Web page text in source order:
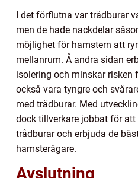
I det förflutna var trådburar
men de hade nackdelar
möjlighet för hamstern att
mellanrum. Å andra sidan
isolering och minskar risken
också vara tyngre och
med trådburar. Med
dock tillverkare jobbat för
trådburar och erbjuda de
hamsterägare.
Avslutning